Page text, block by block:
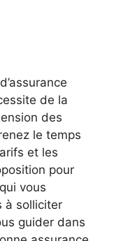
de la
des
le temps
et les
pour
vous
à solliciter
guider dans